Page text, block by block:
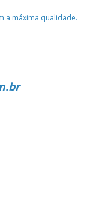
a máxima qualidade.